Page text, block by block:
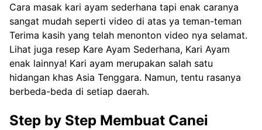
Cara masak kari ayam sederhana tapi enak caranya
sangat mudah seperti video di atas ya teman-teman
Terima kasih yang telah menonton video nya selamat.
Lihat juga resep Kare Ayam Sederhana, Kari Ayam
enak lainnya! Kari ayam merupakan salah satu
hidangan khas Asia Tenggara. Namun, tentu rasanya
berbeda-beda di setiap daerah.
Step by Step Membuat Canei